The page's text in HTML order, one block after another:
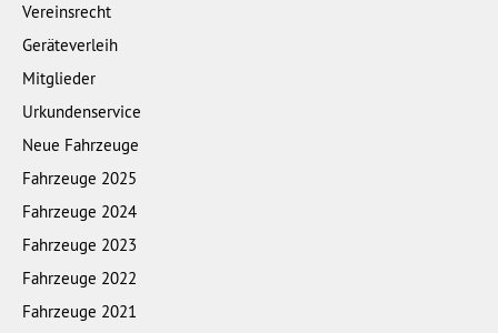
Vereinsrecht
Geräteverleih
Mitglieder
Urkundenservice
Neue Fahrzeuge
Fahrzeuge 2025
Fahrzeuge 2024
Fahrzeuge 2023
Fahrzeuge 2022
Fahrzeuge 2021